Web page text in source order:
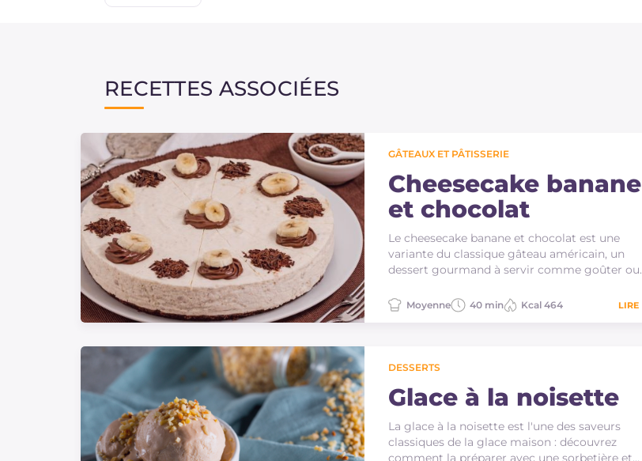
RECETTES ASSOCIÉES
GÂTEAUX ET PÂTISSERIE
Cheesecake banane
et chocolat
Le cheesecake banane et chocolat est une
variante du classique gâteau américain, un
dessert gourmand à servir comme goûter ou
Moyenne 40 min Kcal 464 LIRE
DESSERTS
Glace à la noisette
La glace à la noisette est l'une des saveurs
classiques de la glace maison : découvrez